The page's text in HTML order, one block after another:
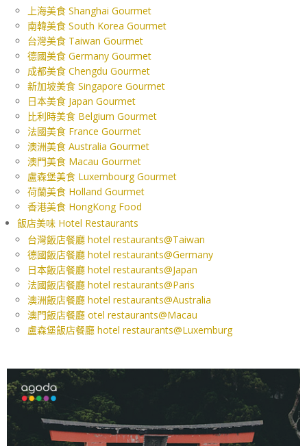
上海美食 Shanghai Gourmet
南韓美食 South Korea Gourmet
台灣美食 Taiwan Gourmet
德國美食 Germany Gourmet
成都美食 Chengdu Gourmet
新加坡美食 Singapore Gourmet
日本美食 Japan Gourmet
比利時美食 Belgium Gourmet
法國美食 France Gourmet
澳洲美食 Australia Gourmet
澳門美食 Macau Gourmet
盧森堡美食 Luxembourg Gourmet
荷蘭美食 Holland Gourmet
香港美食 HongKong Food
飯店美味 Hotel Restaurants
台灣飯店餐廳 hotel restaurants@Taiwan
德國飯店餐廳 hotel restaurants@Germany
日本飯店餐廳 hotel restaurants@Japan
法國飯店餐廳 hotel restaurants@Paris
澳洲飯店餐廳 hotel restaurants@Australia
澳門飯店餐廳 otel restaurants@Macau
盧森堡飯店餐廳 hotel restaurants@Luxemburg